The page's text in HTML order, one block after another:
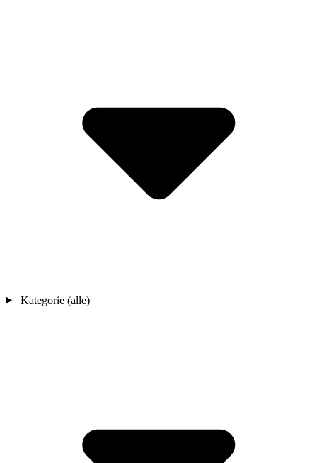
Kategorie (alle)